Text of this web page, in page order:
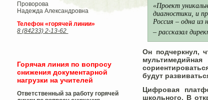
Проворова
Надежда Александровна
Телефон «горячей линии»
8 (84233) 2-13-62
Горячая линия по вопросу
снижения документарной
нагрузки на учителей
Ответственный за работу горячей
«Проект
диагностики, и
Россия – одна из
– рассказал
Он подчеркнул,
будут
Цифровая
школьного. В